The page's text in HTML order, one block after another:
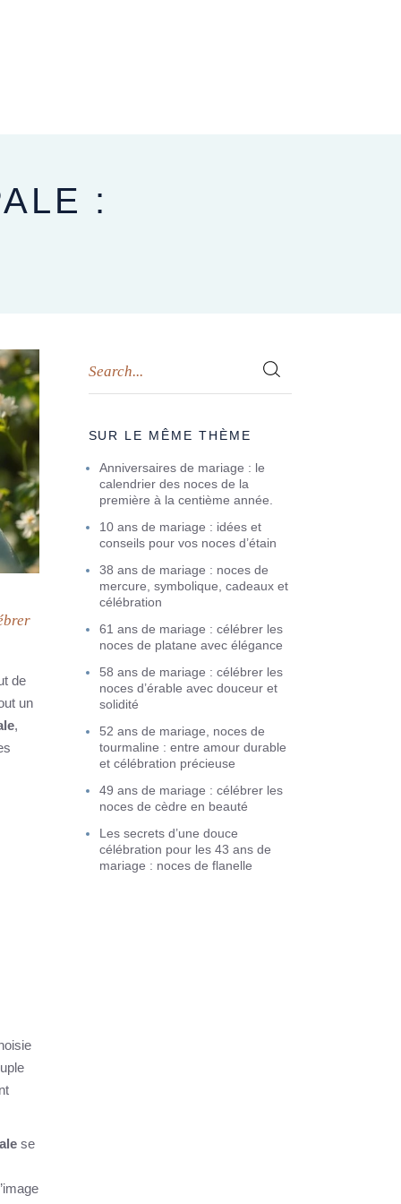
:
de
un
,
se
SUR LE MÊME THÈME
Anniversaires de mariage : le
calendrier des noces de la
première à la centième année.
10 ans de mariage : idées et
conseils pour vos noces d’étain
38 ans de mariage : noces de
mercure, symbolique, cadeaux et
célébration
61 ans de mariage : célébrer les
noces de platane avec élégance
58 ans de mariage : célébrer les
noces d’érable avec douceur et
solidité
52 ans de mariage, noces de
tourmaline : entre amour durable
et célébration précieuse
49 ans de mariage : célébrer les
noces de cèdre en beauté
Les secrets d’une douce
célébration pour les 43 ans de
mariage : noces de flanelle